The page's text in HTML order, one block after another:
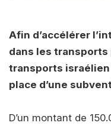
Afin d’accélérer
dans les
transports israélien
place d’une
D’un montant de